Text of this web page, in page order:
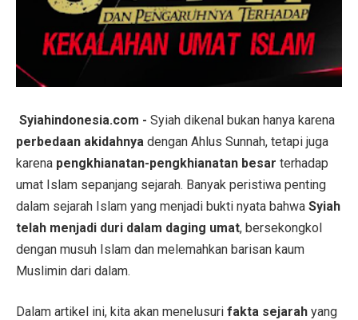
Syiahindonesia.com - Syiah dikenal bukan hanya karena
perbedaan akidahnya dengan Ahlus Sunnah, tetapi juga
karena pengkhianatan-pengkhianatan besar terhadap
umat Islam sepanjang sejarah. Banyak peristiwa penting
dalam sejarah Islam yang menjadi bukti nyata bahwa Syiah
telah menjadi duri dalam daging umat, bersekongkol
dengan musuh Islam dan melemahkan barisan kaum
Muslimin dari dalam.
Dalam artikel ini, kita akan menelusuri fakta sejarah yang